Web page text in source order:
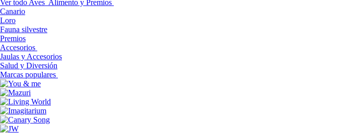
Ver todo Aves Alimento y Premios
Canario
Loro
Fauna silvestre
Premios
Accesorios
Jaulas y Accesorios
Salud y Diversión
Marcas populares